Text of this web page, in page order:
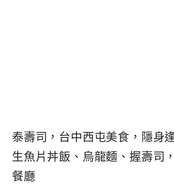
泰壽司，台中西屯美食，隱身
生魚片丼飯、烏龍麵、握壽司
餐廳